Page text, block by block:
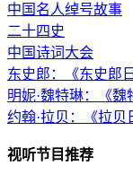
中国名人绰号故事
二十四史
中国诗词大会
东史郎：《东史郎
明妮·魏特琳：《
约翰·拉贝：《拉贝
视听节目推荐